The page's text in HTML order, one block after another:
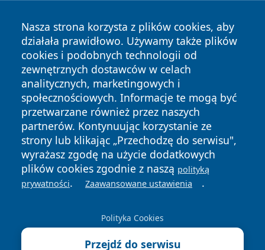
Nasza strona korzysta z plików cookies, aby
działała prawidłowo. Używamy także plików
cookies i podobnych technologii od
zewnętrznych dostawców w celach
analitycznych, marketingowych i
społecznościowych. Informacje te mogą być
przetwarzane również przez naszych
partnerów. Kontynuując korzystanie ze
strony lub klikając „Przechodzę do serwisu",
wyrażasz zgodę na użycie dodatkowych
plików cookies zgodnie z naszą polityką
prywatności. Zaawansowane ustawienia .
Polityka Cookies
Przejdź do serwisu
Copyright © 2026 24piaseczno.pl Wszystkie prawa
zastrzeżone.
News Autorzy
Polityka
Prywatności
Polityka
Cookies